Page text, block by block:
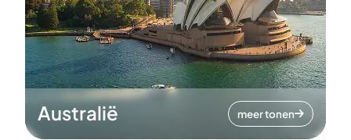
Australië meer tonen